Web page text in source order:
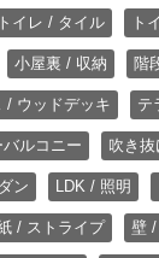
トイレ / タイル ト
小屋裏 / 収納 階
/ ウッドデッキ テ
ルコニー 吹き
ン LDK / 照明
/ ストライプ 壁